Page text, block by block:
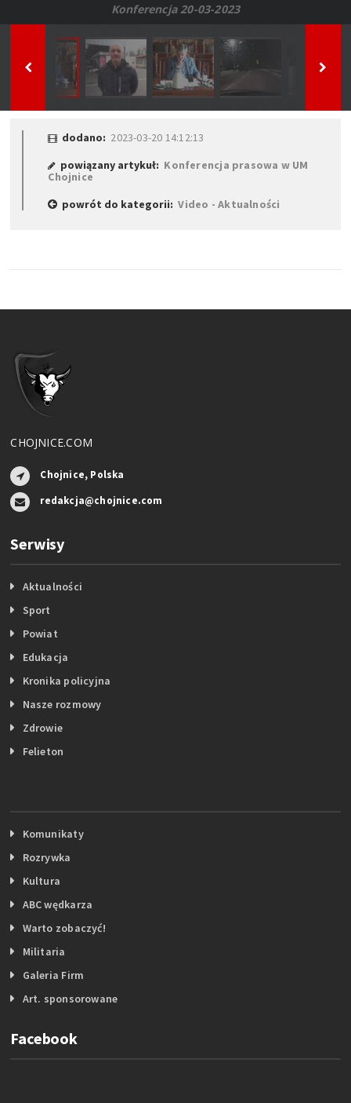
Konferencja 20-03-2023
dodano: 2023-03-20 14:12:13
powiązany artykuł: Konferencja prasowa w UM
Chojnice
powrót do kategorii:Video - Aktualności
CHOJNICE.COM
Chojnice, Polska
redakcja@chojnice.com
Serwisy
Aktualności
Sport
Powiat
Edukacja
Kronika policyjna
Nasze rozmowy
Zdrowie
Felieton
Komunikaty
Rozrywka
Kultura
ABC wędkarza
Warto zobaczyć!
Militaria
Galeria Firm
Art. sponsorowane
Facebook